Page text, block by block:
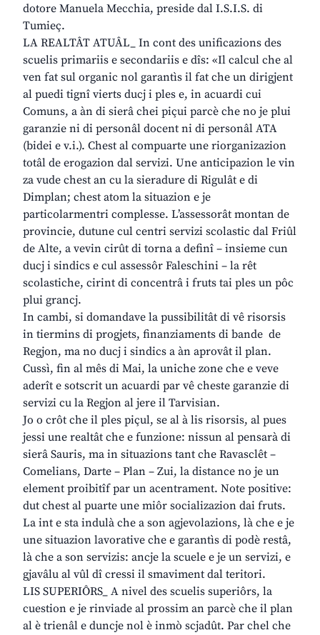
dotore Manuela Mecchia, preside dal I.S.I.S. di
Tumieç.
LA REALTÂT ATUÂL_ In cont des unificazions des
scuelis primariis e secondariis e dîs: «Il calcul che al
ven fat sul organic nol garantìs il fat che un dirigjent
al puedi tignî vierts ducj i ples e, in acuardi cui
Comuns, a àn di sierâ chei piçui parcè che no je plui
garanzie ni di personâl docent ni di personâl ATA
(bidei e v.i.). Chest al compuarte une riorganizazion
totâl de erogazion dal servizi. Une anticipazion le vin
za vude chest an cu la sieradure di Rigulât e di
Dimplan; chest atom la situazion e je
particolarmentri complesse. L’assessorât montan de
provincie, dutune cul centri servizi scolastic dal Friûl
de Alte, a vevin cirût di torna a definî – insieme cun
ducj i sindics e cul assessôr Faleschini – la rêt
scolastiche, cirint di concentrâ i fruts tai ples un pôc
plui grancj.
In cambi, si domandave la pussibilitât di vê risorsis
in tiermins di progjets, finanziaments di bande de
Regjon, ma no ducj i sindics a àn aprovât il plan.
Cussì, fin al mês di Mai, la uniche zone che e veve
aderît e sotscrit un acuardi par vê cheste garanzie di
servizi cu la Regjon al jere il Tarvisian.
Jo o crôt che il ples piçul, se al à lis risorsis, al pues
jessi une realtât che e funzione: nissun al pensarà di
sierâ Sauris, ma in situazions tant che Ravasclêt –
Comelians, Darte – Plan – Zui, la distance no je un
element proibitîf par un acentrament. Note positive:
dut chest al puarte une miôr socializazion dai fruts.
La int e sta indulà che a son agjevolazions, là che e je
une situazion lavorative che e garantìs di podè restâ,
là che a son servizis: ancje la scuele e je un servizi, e
gjavâlu al vûl dî cressi il smaviment dal teritori.
LIS SUPERIÔRS_ A nivel des scuelis superiôrs, la
cuestion e je rinviade al prossim an parcè che il plan
al è trienâl e duncje nol è inmò scjadût. Par chel che